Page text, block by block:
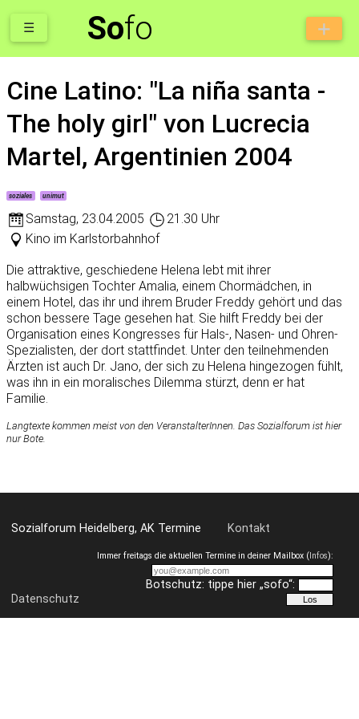
Sofo
☰
Cine Latino: "La niña santa -
The holy girl" von Lucrecia
Martel, Argentinien 2004
soziales unimut
Samstag, 23.04.2005
21.30 Uhr
Kino im Karlstorbahnhof
Die attraktive, geschiedene Helena lebt mit ihrer
halbwüchsigen Tochter Amalia, einem Chormädchen, in
einem Hotel, das ihr und ihrem Bruder Freddy gehört und das
schon bessere Tage gesehen hat. Sie hilft Freddy bei der
Organisation eines Kongresses für Hals-, Nasen- und Ohren-
Spezialisten, der dort stattfindet. Unter den teilnehmenden
Ärzten ist auch Dr. Jano, der sich zu Helena hingezogen fühlt,
was ihn in ein moralisches Dilemma stürzt, denn er hat
Familie.
Langtexte kommen meist von den VeranstalterInnen. Das Sozialforum ist hier
nur Bote.
Sozialforum Heidelberg, AK Termine Kontakt
Datenschutz
Immer freitags die aktuellen Termine in deiner Mailbox (Infos):
Botschutz: tippe hier „sofo“: